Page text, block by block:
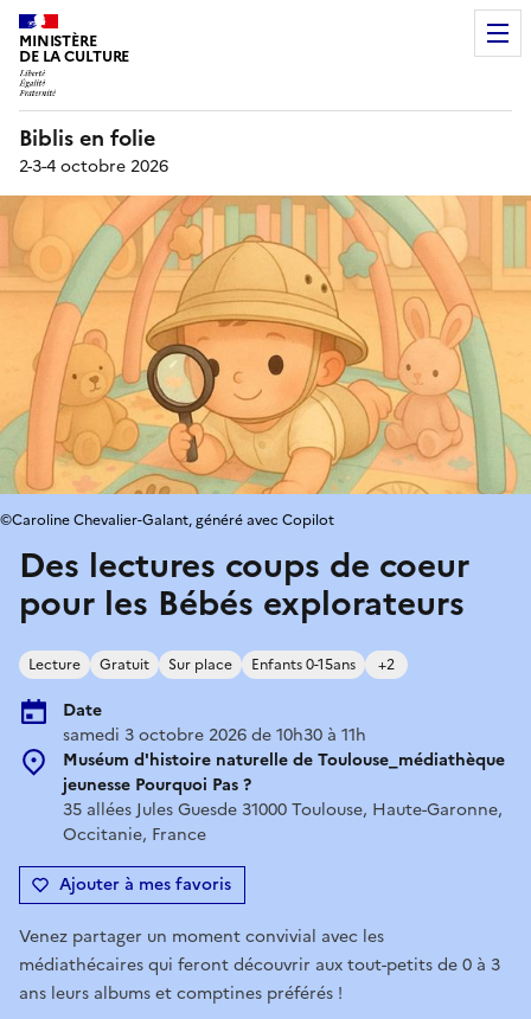
MINISTÈRE
DE LA CULTURE
Biblis en folie
2-3-4 octobre 2026
Des lectures coups de coeur
pour les Bébés explorateurs
Lecture Gratuit Sur place Enfants 0-15ans +2
Date
samedi 3 octobre 2026 de 10h30 à 11h
Muséum d'histoire naturelle de Toulouse_médiathèque
jeunesse Pourquoi Pas ?
35 allées Jules Guesde 31000 Toulouse, Haute-Garonne,
Occitanie, France
Ajouter à mes favoris
©Caroline Chevalier-Galant, généré avec Copilot
Venez partager un moment convivial avec les
médiathécaires qui feront découvrir aux tout-petits de 0 à 3
ans leurs albums et comptines préférés !